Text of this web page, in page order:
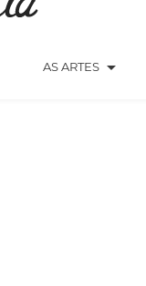
AS ARTES arrow_drop_down